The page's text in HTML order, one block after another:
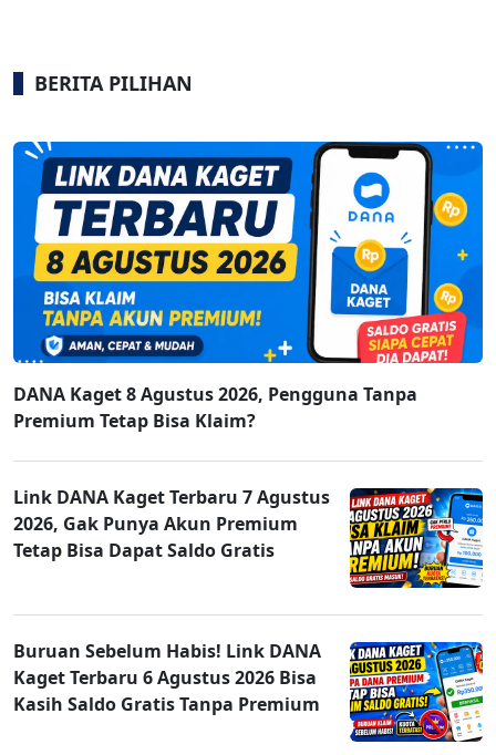
BERITA PILIHAN
DANA Kaget 8 Agustus 2026, Pengguna Tanpa
Premium Tetap Bisa Klaim?
Link DANA Kaget Terbaru 7 Agustus
2026, Gak Punya Akun Premium
Tetap Bisa Dapat Saldo Gratis
Buruan Sebelum Habis! Link DANA
Kaget Terbaru 6 Agustus 2026 Bisa
Kasih Saldo Gratis Tanpa Premium